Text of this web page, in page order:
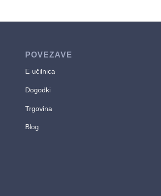
POVEZAVE
E-učilnica
Dogodki
Trgovina
Blog